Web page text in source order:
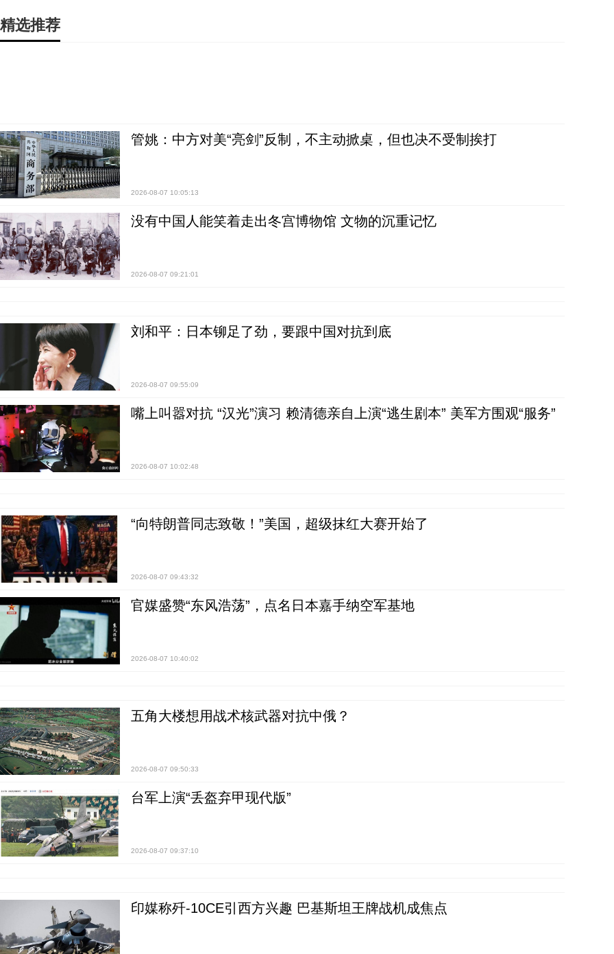
精选推荐
管姚：中方对美“亮剑”反制，不主动掀桌，但也决不受制挨打
2026-08-07 10:05:13
没有中国人能笑着走出冬宫博物馆 文物的沉重记忆
2026-08-07 09:21:01
刘和平：日本铆足了劲，要跟中国对抗到底
2026-08-07 09:55:09
嘴上叫嚣对抗 “汉光”演习 赖清德亲自上演“逃生剧本” 美军方围观“服务”
2026-08-07 10:02:48
“向特朗普同志致敬！”美国，超级抹红大赛开始了
2026-08-07 09:43:32
官媒盛赞“东风浩荡”，点名日本嘉手纳空军基地
2026-08-07 10:40:02
五角大楼想用战术核武器对抗中俄？
2026-08-07 09:50:33
台军上演“丢盔弃甲现代版”
2026-08-07 09:37:10
印媒称歼-10CE引西方兴趣 巴基斯坦王牌战机成焦点